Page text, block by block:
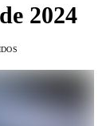
2024